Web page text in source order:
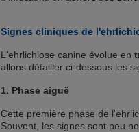
Signes cliniques de
L'ehrlichiose canine évolue en
allons détailler ci-dessous les
1. Phase aiguë
Cette première phase de
Souvent, les signes sont peu